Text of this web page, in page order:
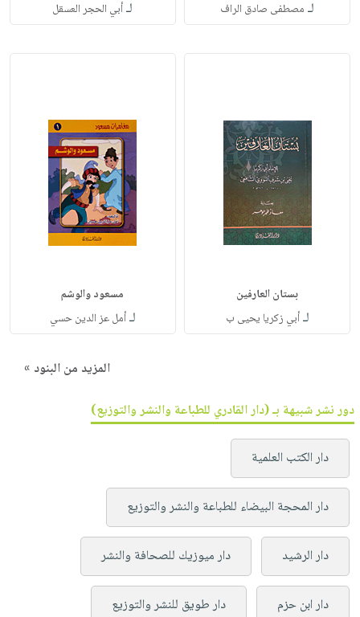
لـ مصطفى صادق الراف لـأبي الحجر العسقل
بستان العارفين
لـأبي زكريا يحيى ب
مسعود والوشم
لـأمل عز الدين حسي
المزيد من البنود »
دور نشر شبيهة بـ (دار القادري للطباعة والنشر والتوزيع)
دار الكتب العلمية
دار المحجة البيضاء للطباعة والنشر والتوزيع
دار الرشيد دار ميوزيك للصحافة والنشر
دار ابن حزم دار طويق للنشر والتوزيع